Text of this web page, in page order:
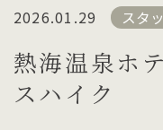
2026.01.29 スタ
熱海温泉ホ
スハイク